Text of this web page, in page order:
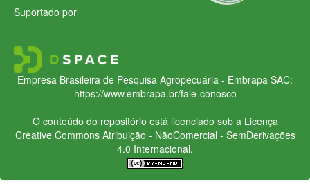
Suportado por
Empresa Brasileira de Pesquisa Agropecuária - Embrapa SAC:
https://www.embrapa.br/fale-conosco
O conteúdo do repositório está licenciado sob a Licença
Creative CommonsAtribuição - NãoComercial - SemDerivações
4.0 Internacional.